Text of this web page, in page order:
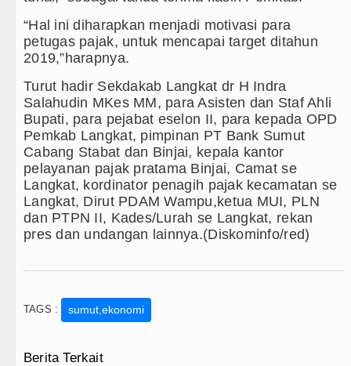
“Hal ini diharapkan menjadi motivasi para
petugas pajak, untuk mencapai target ditahun
2019,”harapnya.
Turut hadir Sekdakab Langkat dr H Indra
Salahudin MKes MM, para Asisten dan Staf Ahli
Bupati, para pejabat eselon II, para kepada OPD
Pemkab Langkat, pimpinan PT Bank Sumut
Cabang Stabat dan Binjai, kepala kantor
pelayanan pajak pratama Binjai, Camat se
Langkat, kordinator penagih pajak kecamatan se
Langkat, Dirut PDAM Wampu,ketua MUI, PLN
dan PTPN II, Kades/Lurah se Langkat, rekan
pres dan undangan lainnya.(Diskominfo/red)
TAGS : sumut,ekonomi
Berita Terkait